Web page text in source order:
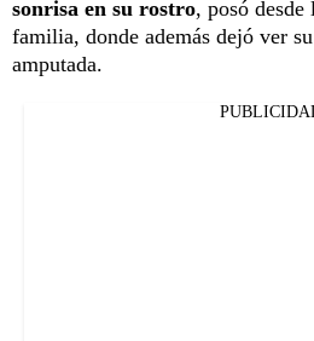
sonrisa en su rostro, posó desde
familia, donde además dejó ver
amputada.